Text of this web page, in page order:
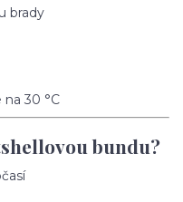
brady
na 30 °C
bundu?